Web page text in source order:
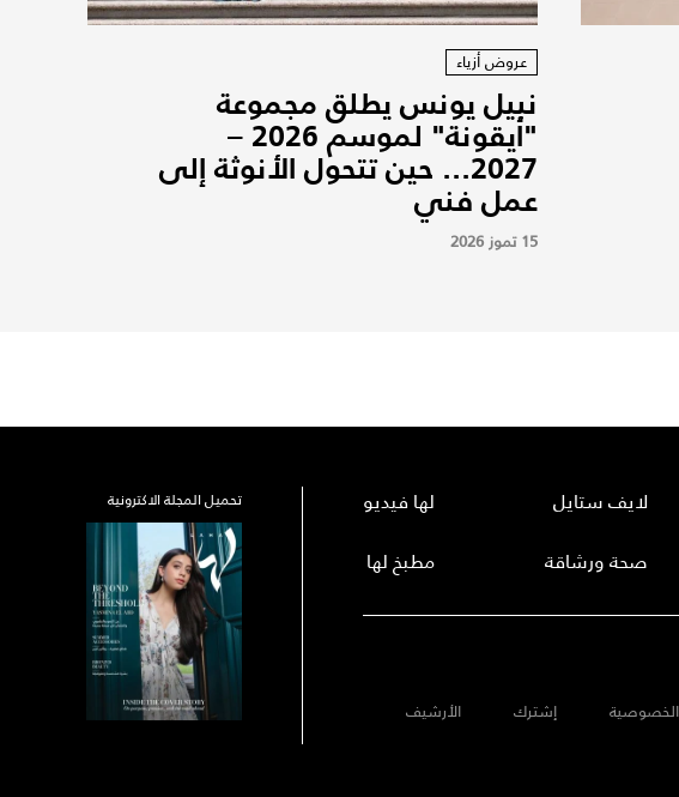
عروض أزياء
نبيل يونس يطلق مجموعة
"أيقونة" لموسم 2026 –
2027... حين تتحول الأنوثة إلى
عمل فني
15 تموز 2026
لايف ستايل
صحة ورشاقة
لها فيديو
مطبخ لها
إشترك الأرشيف
تحميل المجلة الاكترونية